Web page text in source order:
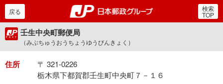
郵便局・日本郵政グルー
戻る 検索
TOP
壬生中央町郵便局
（みぶちゅうおうちょうゆうびんきょく）
住所
〒 321-0226
栃木県下都賀郡壬生町中央町７－１６